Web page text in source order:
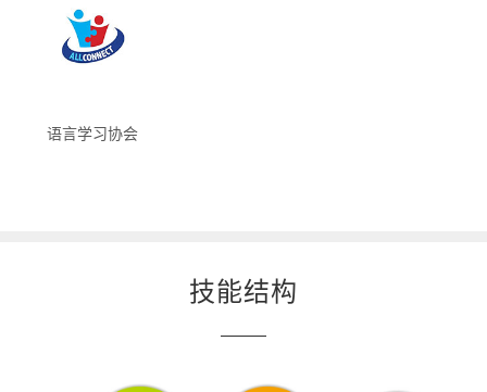
语言学习协会
技能结构